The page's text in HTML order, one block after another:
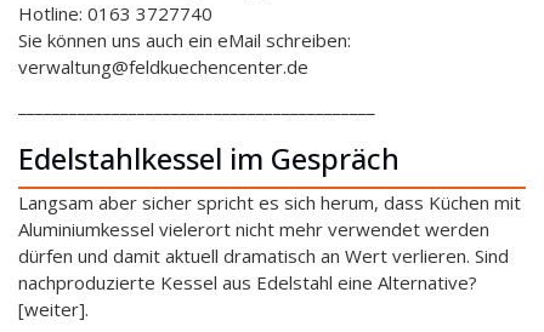
Hotline: 0163 3727740
Sie können uns auch ein eMail schreiben:
verwaltung@feldkuechencenter.de
Edelstahlkessel im Gespräch
Langsam aber sicher spricht es sich herum, dass Küchen mit
Aluminiumkessel vielerort nicht mehr verwendet werden
dürfen und damit aktuell dramatisch an Wert verlieren. Sind
nachproduzierte Kessel aus Edelstahl eine Alternative?
[weiter].